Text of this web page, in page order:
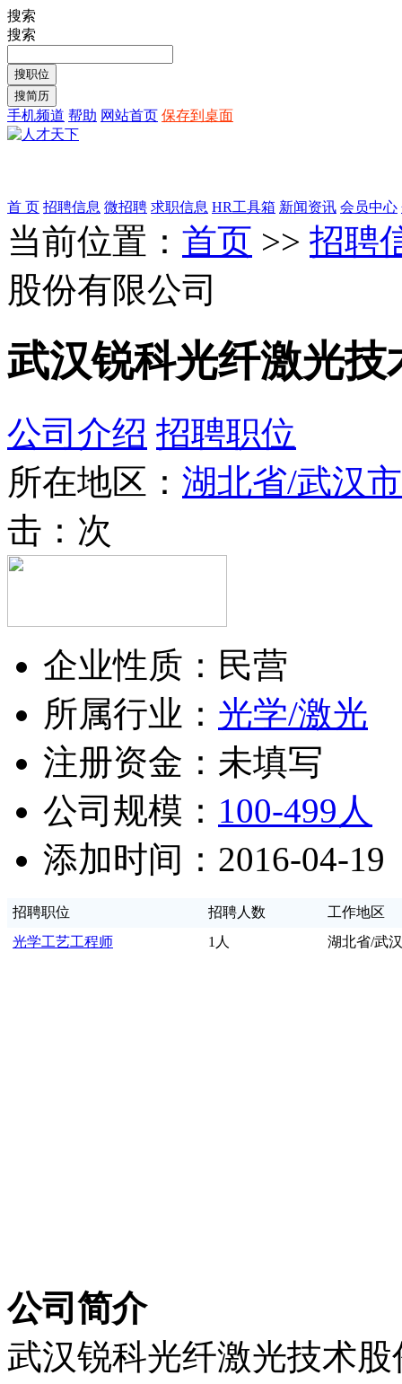
搜索
搜索
手机频道 帮助 网站首页 保存到桌面
首 页 招聘信息 微招聘 求职信息 HR工具箱 新闻资讯 会员中心
当前位置： 首页 >> 招聘
股份有限公司
武汉锐科光纤激光
公司介绍 招聘职位
所在地区： 湖北省/武汉市
击： 次
企业性质：民营
所属行业： 光学/激光
注册资金：未填写
公司规模： 100-499人
添加时间：2016-04-19
招聘职位 招聘人数
工作地区
光学工艺工程师
1人 湖北省/武
公司简介
武汉锐科光纤激光技术